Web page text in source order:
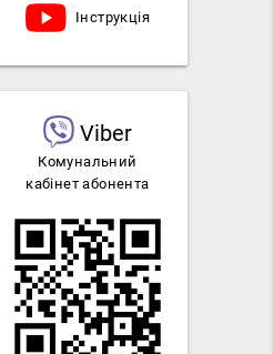
Інструкція
Viber
Комунальний
кабінет абонента